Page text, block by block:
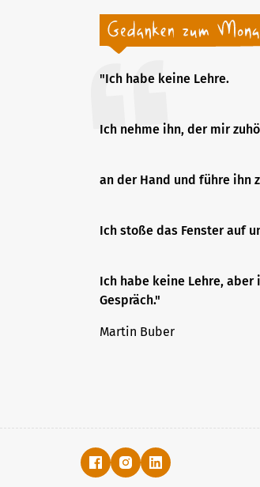
"Ich habe keine Lehre.
Ich nehme ihn, der mir
an der Hand und führe ihn
Ich stoße das Fenster auf
Ich habe keine Lehre, aber
Gespräch."
Martin Buber